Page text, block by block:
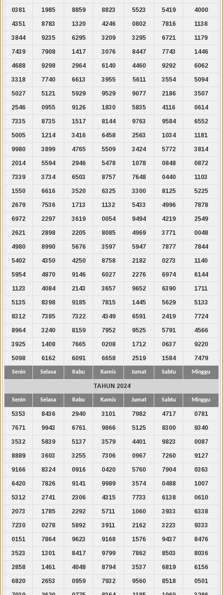
0381
1985 8859 8823 5523 5419
4000
4351
8783 1320 4246 0802 7816
1138
3844
9235 6295 3209 3295 6721
1179
7439
7908 1417 3076 8447 7743
1446
4688
9298 2964 6140 4460 9292
6062
3318
7740 6613 3955 5611 3554
5094
5027
5121 5929 9529 9077 2186
3507
2546
0955 9126 1830 5835 4116
0614
7335
8735 1517 8144 9763 9584
6552
5005
1214 3416 6458 2563 1034
1181
9980
3899 4765 5509 3424 5772
3814
2014
5594 2946 5478 1078 0848
0872
7339
3734 6503 8757 7648 0440
1103
1550
6616 3520 6325 3300 8125
5225
2679
7536 1713 1132 5433 4996
7878
6972
2297 3619 0054 9494 4219
2549
2621
2898 2205 8085 4969 3771
0048
4980
8990 5676 3597 5947 7877
7844
5402
4350 4250 8758 2182 0273
1140
5954
4870 9146 6027 2276 6974
6144
1123
4084 2143 3657 9652 6390
1711
5135
8398 9185 7815 1445 5629
5133
8312
7385 7322 4349 6591 2419
7724
8964
3240 8159 7952 9525 5791
4566
3925
1408 7665 0208 1712 0637
9220
5098
6162 6091 6658 2519 1584 7479
Senin Selasa Rabu Kamis Jumat Sabtu Minggu
TAHUN 2024
Senin Selasa Rabu Kamis Jumat Sabtu Minggu
5353 8436 2940 3101 7982 4717
0781
7671
9943 6761 9866 5125 8300
9340
3532
5839 5137 3579 4401 9823
0087
8889
3603 3255 7306 0967 7260
9127
9166
8324 0916 0420 5760 7904
0363
6420
7826 9141 9989 3574 0488
1007
5312
2741 2306 4315 7733 6138
0610
2073
1785 2292 5711 1060 3933
6338
7230
0278 5892 3911 2162 3223
9333
0151
7864 9623 9168 1576 9437
8476
3523
1301 8417 9799 7862 8503
8036
2858
1461 4048 8794 3537 6819
6156
6820
2653 0959 7932 9560 8518
0501